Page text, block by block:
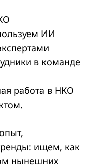
ИИ
в команде
работа в НКО
ищем, как
нынешних